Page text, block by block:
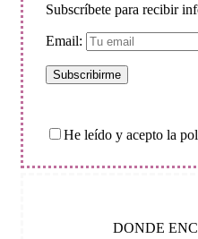
Subscríbete para recibir
Email:
He leído y acepto la
DONDE